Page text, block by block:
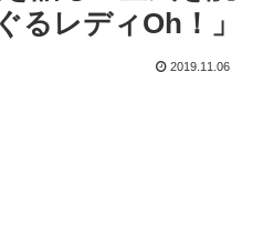
レディOh！」
2019.11.06